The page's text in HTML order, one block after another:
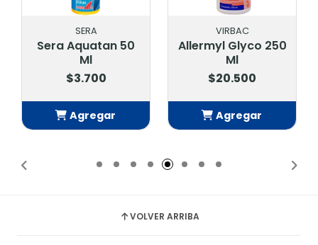
SERA
Sera Aquatan 50
Ml
$3.700
Agregar
VIRBAC
Allermyl Glyco 250
Ml
$20.500
Agregar
VOLVER ARRIBA